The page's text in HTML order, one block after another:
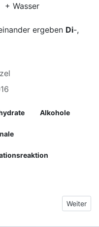
ergeben Di-,
Alkohole
der MonosaccharideNächster
Weiter